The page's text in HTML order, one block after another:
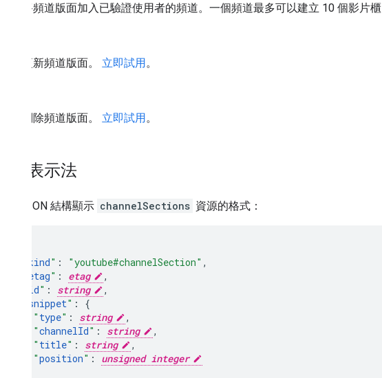
將頻道版面加入已驗證使用者的頻道。一個頻道最多可以建立 10 個影片櫃
更新頻道版面。 立即試用。
刪除頻道版面。 立即試用。
資源表示法
下列 JSON 結構顯示 channelSections 資源的格式：
kind" : "youtube#channelSection" ,
etag" : etag
,
id" : string
,
snippet" :
" type" : string
,
"channelId" : string
,
" title" : string
,
"position" :
unsigned integer